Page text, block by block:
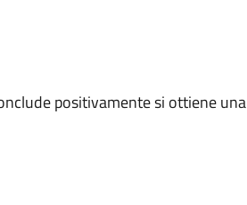
positivamente si ottiene una